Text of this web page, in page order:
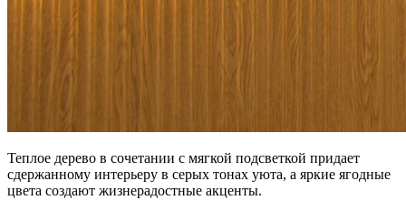
Теплое дерево в сочетании с мягкой подсветкой придает
сдержанному интерьеру в серых тонах уюта, а яркие ягодные
цвета создают жизнерадостные акценты.